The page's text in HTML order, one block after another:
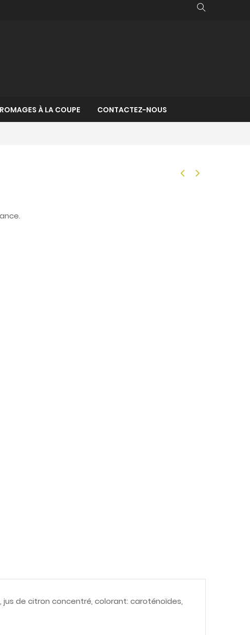
À LA COUPE CONTACTEZ-NOUS
de citron concentré, colorant: caroténoïdes,